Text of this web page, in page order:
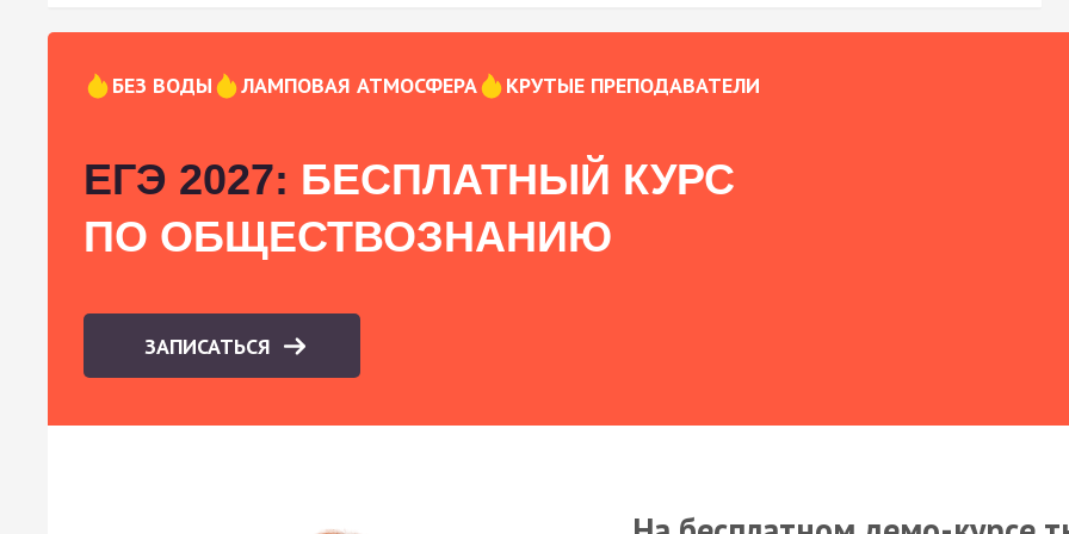
БЕЗ ВОДЫ ЛАМПОВАЯ АТМОСФЕРА КРУТЫЕ ПРЕПОДАВАТЕЛИ
ЕГЭ 2027: БЕСПЛАТНЫЙ КУРС
ПО ОБЩЕСТВОЗНАНИЮ
ЗАПИСАТЬСЯ